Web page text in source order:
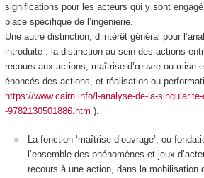
significations pour les acteurs qui y sont
place spécifique de l’ingénierie.
Une autre distinction, d’intérêt général pour
introduite : la distinction au sein des actions
recours aux actions, maîtrise d’œuvreou mise
énoncés des actions, et réalisationou
https://www.cairn.info/l-analyse-de-la-
-9782130501886.htm ).
La fonction ‘maîtrise d’ouvrage’, ou
l’ensemble des phénomènes et jeux
recours à une action, dans la mobilisation